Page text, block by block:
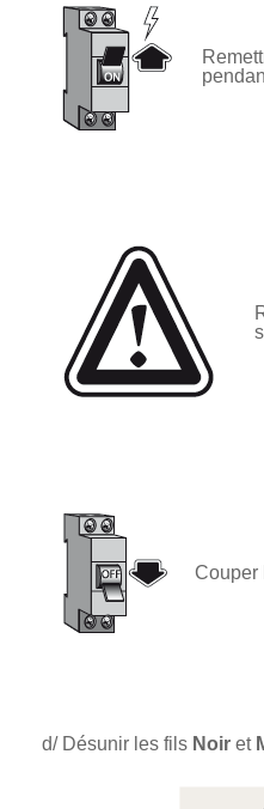
Couper
d/ Désunir les fils Noir et